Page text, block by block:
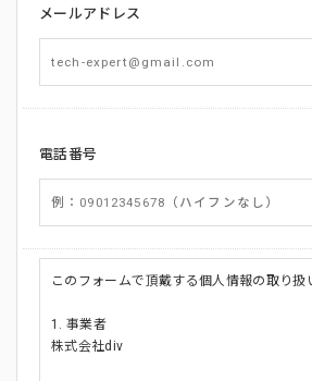
メールアドレス
電話番号
このフォームで頂戴する個人情報の取り扱
1. 事業者
株式会社div